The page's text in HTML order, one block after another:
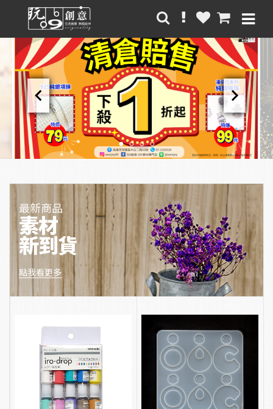
chevron_left chevron_right
最新商品
素材
新到貨
點我看更多